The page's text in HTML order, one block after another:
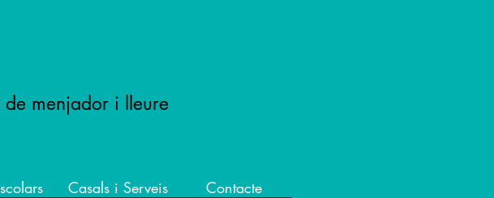
de menjador i lleure
Casals i Serveis Contacte